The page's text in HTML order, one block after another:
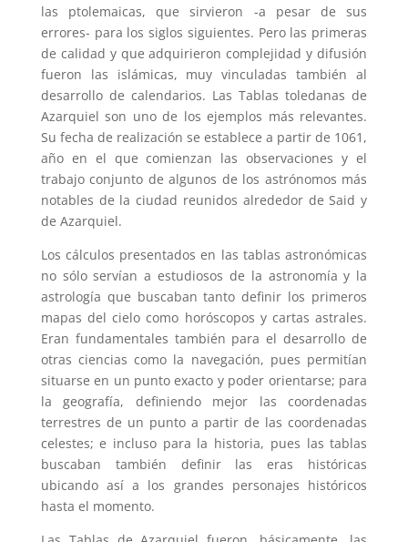
las ptolemaicas, que sirvieron -a pesar de sus
errores- para los siglos siguientes. Pero las primeras
de calidad y que adquirieron complejidad y difusión
fueron las islámicas, muy vinculadas también al
desarrollo de calendarios. Las Tablas toledanas de
Azarquiel son uno de los ejemplos más relevantes.
Su fecha de realización se establece a partir de 1061,
año en el que comienzan las observaciones y el
trabajo conjunto de algunos de los astrónomos más
notables de la ciudad reunidos alrededor de Said y
de Azarquiel.
Los cálculos presentados en las tablas astronómicas
no sólo servían a estudiosos de la astronomía y la
astrología que buscaban tanto definir los primeros
mapas del cielo como horóscopos y cartas astrales.
Eran fundamentales también para el desarrollo de
otras ciencias como la navegación, pues permitían
situarse en un punto exacto y poder orientarse; para
la geografía, definiendo mejor las coordenadas
terrestres de un punto a partir de las coordenadas
celestes; e incluso para la historia, pues las tablas
buscaban también definir las eras históricas
ubicando así a los grandes personajes históricos
hasta el momento.